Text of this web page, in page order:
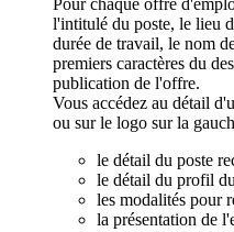
l'intitulé du poste, le lieu
durée de travail, le nom
premiers caractères du
publication de l'offre.
Vous accédez au détail
ou sur le logo sur la
le détail du poste
le détail du profil
les modalités pour
la présentation de